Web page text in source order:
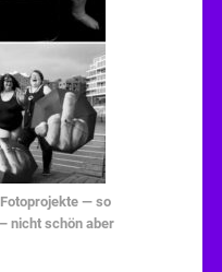
— so
nicht schön aber